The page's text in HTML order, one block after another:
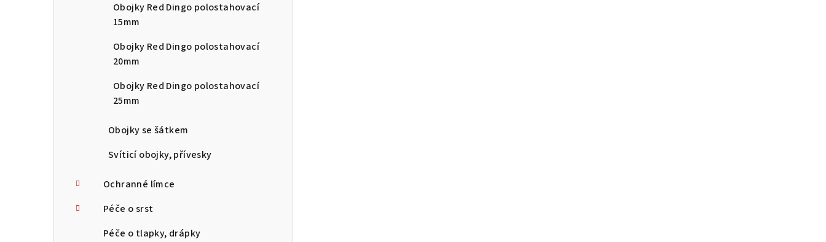
Obojky Red Dingo polostahovací
15mm
Obojky Red Dingo polostahovací
20mm
Obojky Red Dingo polostahovací
25mm
Obojky se šátkem
Svíticí obojky, přívesky
Ochranné límce
Péče o srst
Péče o tlapky, drápky